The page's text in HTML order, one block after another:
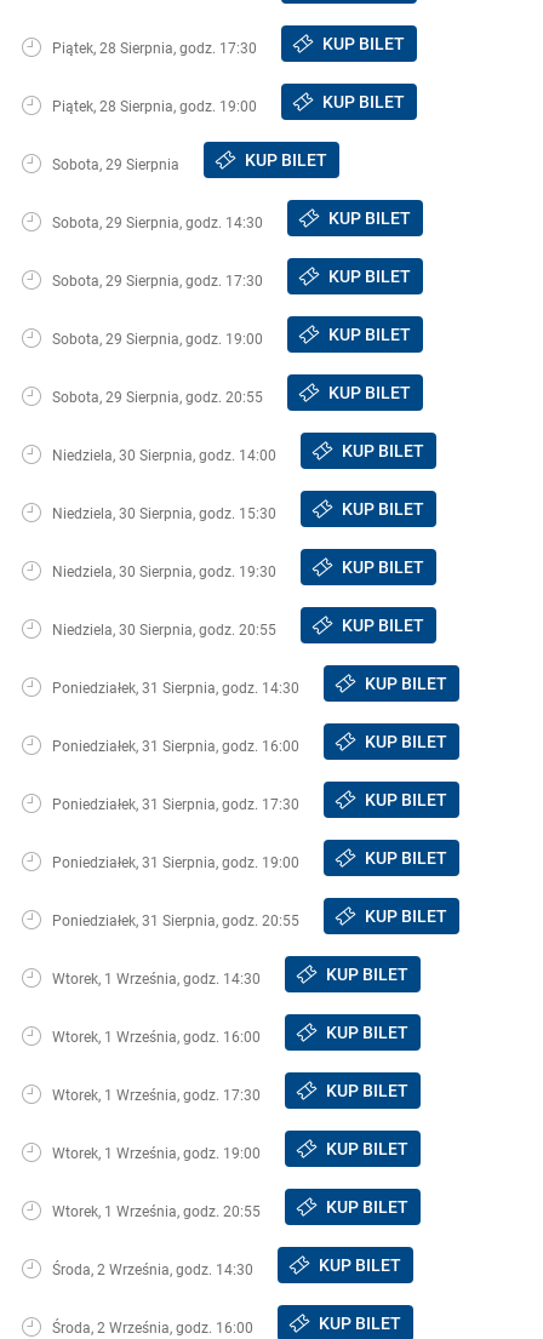
Piątek, 28 Sierpnia, godz. 17:30 KUP BILET
Piątek, 28 Sierpnia, godz. 19:00 KUP BILET
Sobota, 29 Sierpnia KUP BILET
Sobota, 29 Sierpnia, godz. 14:30 KUP BILET
Sobota, 29 Sierpnia, godz. 17:30 KUP BILET
Sobota, 29 Sierpnia, godz. 19:00 KUP BILET
Sobota, 29 Sierpnia, godz. 20:55 KUP BILET
Niedziela, 30 Sierpnia, godz. 14:00 KUP BILET
Niedziela, 30 Sierpnia, godz. 15:30 KUP BILET
Niedziela, 30 Sierpnia, godz. 19:30 KUP BILET
Niedziela, 30 Sierpnia, godz. 20:55 KUP BILET
Poniedziałek, 31 Sierpnia, godz. 14:30 KUP BILET
Poniedziałek, 31 Sierpnia, godz. 16:00 KUP BILET
Poniedziałek, 31 Sierpnia, godz. 17:30 KUP BILET
Poniedziałek, 31 Sierpnia, godz. 19:00 KUP BILET
Poniedziałek, 31 Sierpnia, godz. 20:55 KUP BILET
Wtorek, 1 Września, godz. 14:30 KUP BILET
Wtorek, 1 Września, godz. 16:00 KUP BILET
Wtorek, 1 Września, godz. 17:30 KUP BILET
Wtorek, 1 Września, godz. 19:00 KUP BILET
Wtorek, 1 Września, godz. 20:55 KUP BILET
Środa, 2 Września, godz. 14:30 KUP BILET
Środa, 2 Września, godz. 16:00 KUP BILET